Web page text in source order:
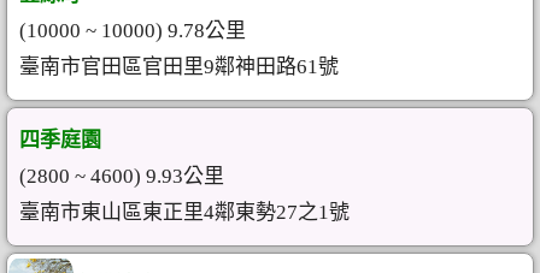
(10000 ~ 10000) 9.78公里
臺南市官田區官田里9鄰神田路61號
四季庭園
(2800 ~ 4600) 9.93公里
臺南市東山區東正里4鄰東勢27之1號